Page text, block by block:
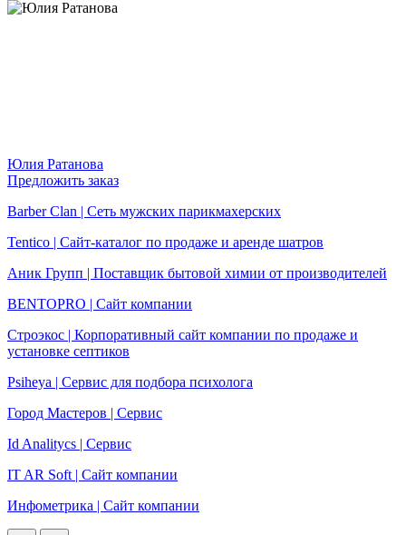
Юлия Ратанова
Предложить заказ
Barber Clan | Сеть мужских парикмахерских
Tentico | Сайт-каталог по продаже и аренде шатров
Аник Групп | Поставщик бытовой химии от производителей
BENTOPRO | Сайт компании
Строэкос | Корпоративный сайт компании по продаже и
установке септиков
Psiheya | Сервис для подбора психолога
Город Мастеров | Сервис
Id Analitycs | Сервис
IT AR Soft | Сайт компании
Инфометрика | Сайт компании